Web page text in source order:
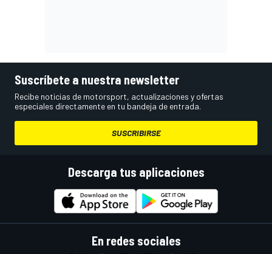
Suscríbete a nuestra newsletter
Recibe noticias de motorsport, actualizaciones y ofertas
especiales directamente en tu bandeja de entrada.
SUSCRIBIRSE
Descarga tus aplicaciones
En redes sociales